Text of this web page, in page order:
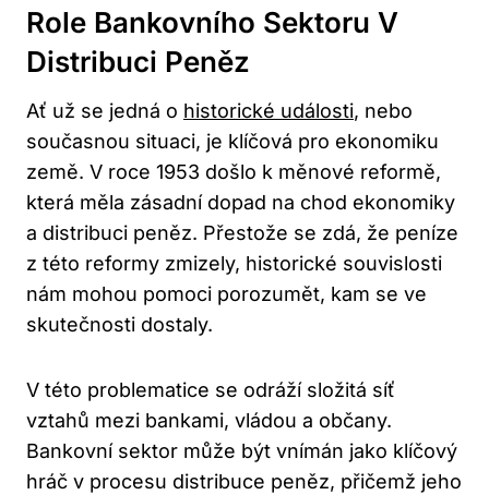
Role Bankovního Sektoru V
Distribuci Peněz
Ať už se jedná o historické události, nebo
současnou situaci, je klíčová pro ekonomiku
země. V roce 1953 došlo k měnové reformě,
která měla zásadní dopad na chod ekonomiky
a distribuci peněz. Přestože se zdá, že peníze
z této reformy zmizely, historické souvislosti
nám mohou pomoci porozumět, kam se ve
skutečnosti dostaly.
V této problematice se odráží složitá síť
vztahů mezi bankami, vládou a občany.
Bankovní sektor může být vnímán jako klíčový
hráč v procesu distribuce peněz, přičemž jeho